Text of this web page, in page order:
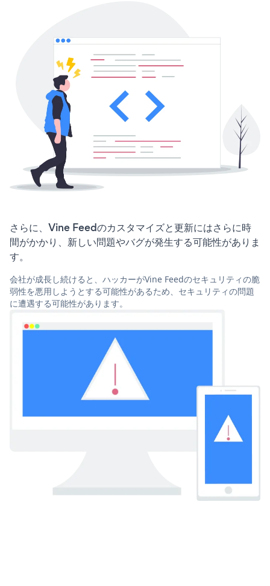
さらに、Vine Feedのカスタマイズと更新にはさらに時
間がかかり、新しい問題やバグが発生する可能性がありま
す。
会社が成長し続けると、ハッカーがVine Feedのセキュリティの脆
弱性を悪用しようとする可能性があるため、セキュリティの問題
に遭遇する可能性があります。